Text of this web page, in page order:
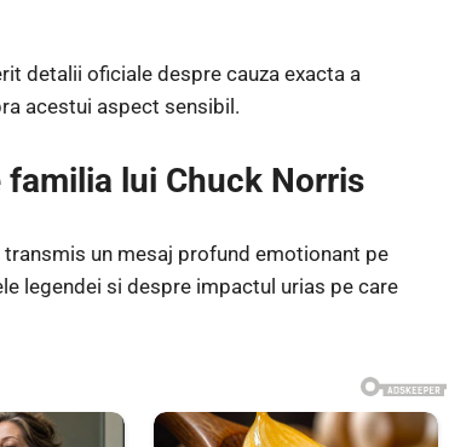
detalii oficiale despre cauza exacta a
acestui aspect sensibil.
lui Chuck Norris
un mesaj profund emotionant pe
legendei si despre impactul urias pe care